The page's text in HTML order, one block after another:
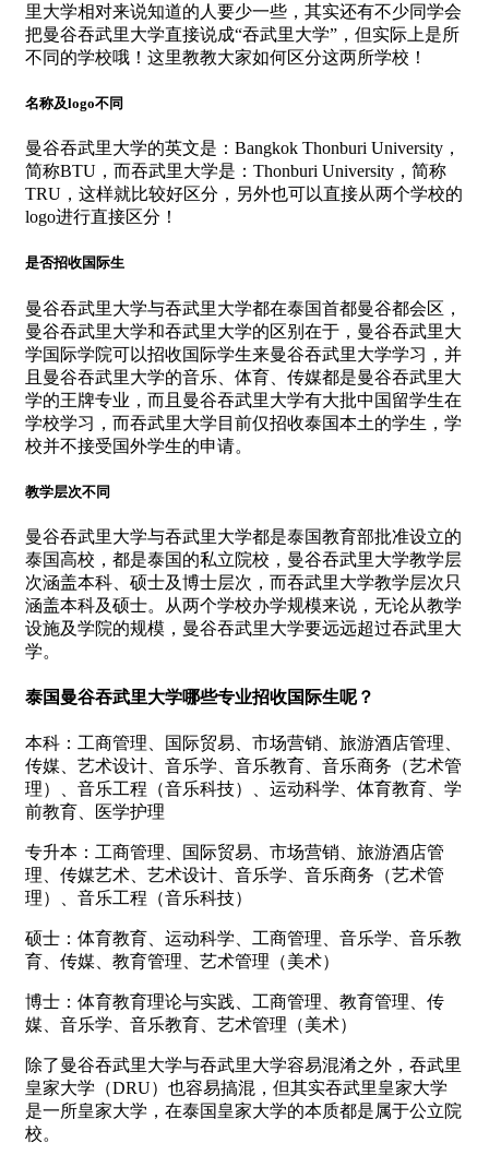
里大学相对来说知道的人要少一些，其实还有不少同学会
把曼谷吞武里大学直接说成“吞武里大学”，但实际上是所
不同的学校哦！这里教教大家如何区分这两所学校！
名称及logo不同
曼谷吞武里大学的英文是：Bangkok Thonburi University，
简称BTU，而吞武里大学是：Thonburi University，简称
TRU，这样就比较好区分，另外也可以直接从两个学校的
logo进行直接区分！
是否招收国际生
曼谷吞武里大学与吞武里大学都在泰国首都曼谷都会区，
曼谷吞武里大学和吞武里大学的区别在于，曼谷吞武里大
学国际学院可以招收国际学生来曼谷吞武里大学学习，并
且曼谷吞武里大学的音乐、体育、传媒都是曼谷吞武里大
学的王牌专业，而且曼谷吞武里大学有大批中国留学生在
学校学习，而吞武里大学目前仅招收泰国本土的学生，学
校并不接受国外学生的申请。
教学层次不同
曼谷吞武里大学与吞武里大学都是泰国教育部批准设立的
泰国高校，都是泰国的私立院校，曼谷吞武里大学教学层
次涵盖本科、硕士及博士层次，而吞武里大学教学层次只
涵盖本科及硕士。从两个学校办学规模来说，无论从教学
设施及学院的规模，曼谷吞武里大学要远远超过吞武里大
学。
泰国曼谷吞武里大学哪些专业招收国际生呢？
本科：工商管理、国际贸易、市场营销、旅游酒店管理、
传媒、艺术设计、音乐学、音乐教育、音乐商务（艺术管
理）、音乐工程（音乐科技）、运动科学、体育教育、学
前教育、医学护理
专升本：工商管理、国际贸易、市场营销、旅游酒店管
理、传媒艺术、艺术设计、音乐学、音乐商务（艺术管
理）、音乐工程（音乐科技）
硕士：体育教育、运动科学、工商管理、音乐学、音乐教
育、传媒、教育管理、艺术管理（美术）
博士：体育教育理论与实践、工商管理、教育管理、传
媒、音乐学、音乐教育、艺术管理（美术）
除了曼谷吞武里大学与吞武里大学容易混淆之外，吞武里
皇家大学（DRU）也容易搞混，但其实吞武里皇家大学
是一所皇家大学，在泰国皇家大学的本质都是属于公立院
校。